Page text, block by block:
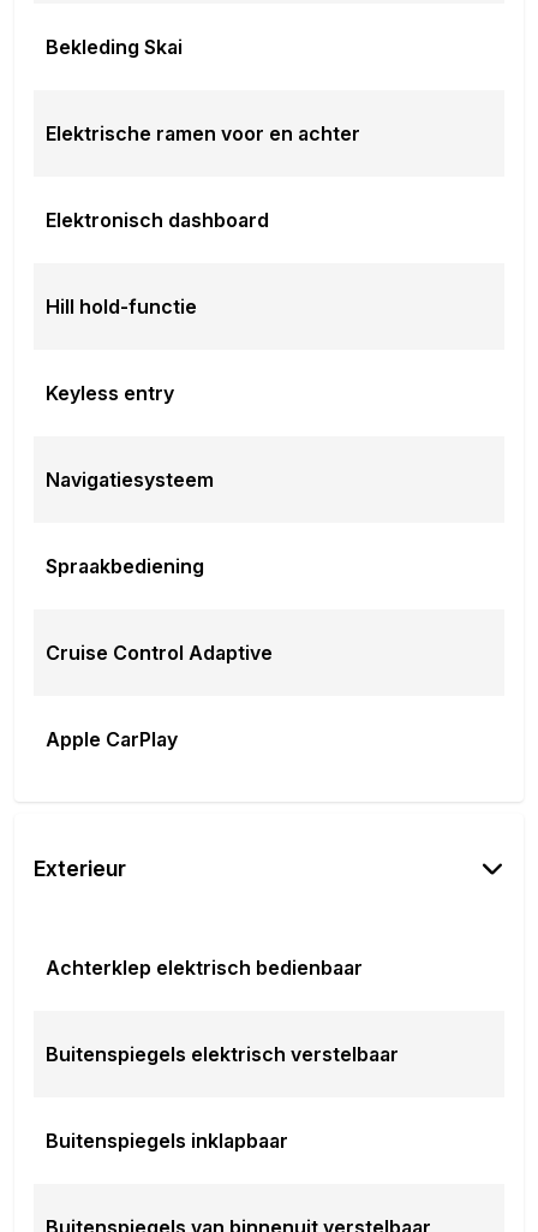
Bekleding Skai
Elektrische ramen voor en achter
Elektronisch dashboard
Hill hold-functie
Keyless entry
Navigatiesysteem
Spraakbediening
Cruise Control Adaptive
Apple CarPlay
Exterieur
Achterklep elektrisch bedienbaar
Buitenspiegels elektrisch verstelbaar
Buitenspiegels inklapbaar
Buitenspiegels van binnenuit verstelbaar